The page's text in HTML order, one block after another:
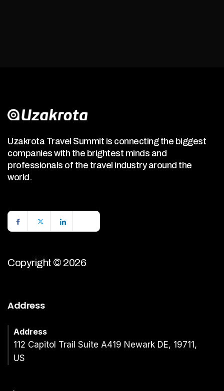
Uzakrota Travel Summit is connecting the biggest
companies with the brightest minds and
professionals of the travel industry around the
world.
Copyright © 2026
Address
Address
112 Capitol Trail Suite A419 Newark DE, 19711,
US